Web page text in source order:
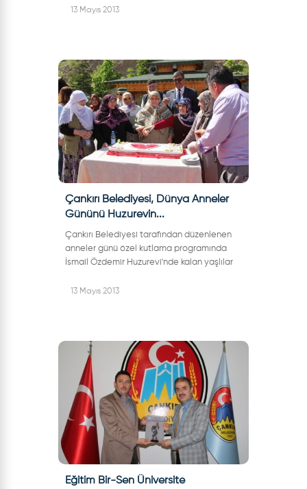
faaliyetler hakkında Başkan Dinç'e...
13 Mayıs 2013
Çankırı Belediyesi, Dünya Anneler
Gününü Huzurevin...
Çankırı Belediyesi tarafından düzenlenen
anneler günü özel kutlama programında
İsmail Özdemir Huzurevi'nde kalan yaşlılar
de katıldığı programda huzurevi bah...
13 Mayıs 2013
Eğitim Bir-Sen Üniversite